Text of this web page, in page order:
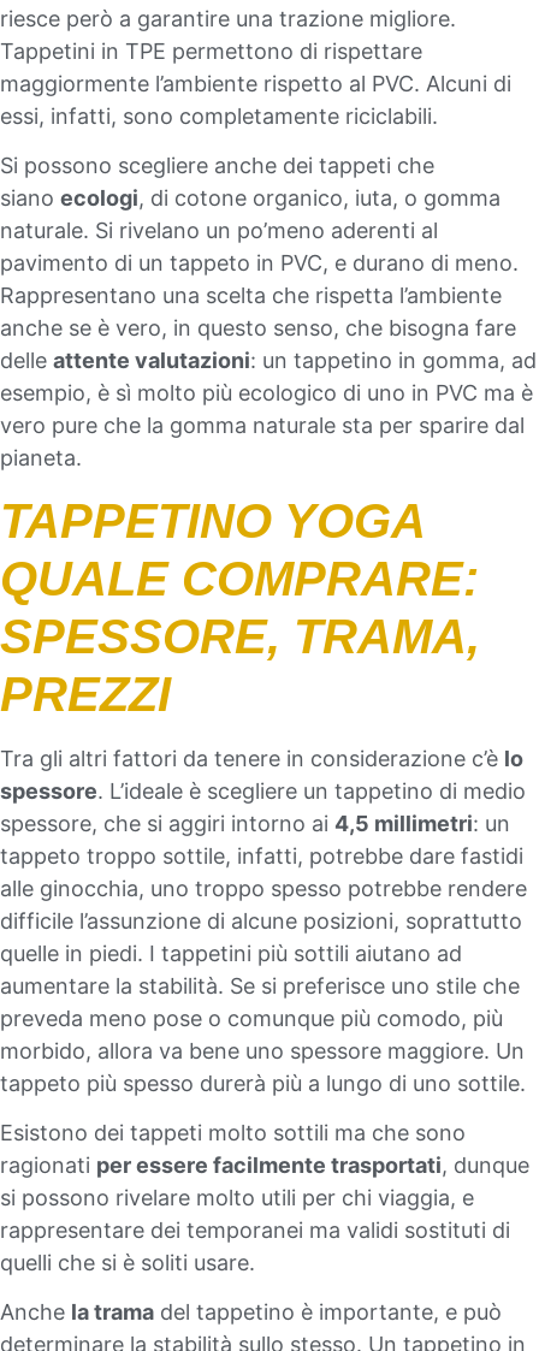
riesce però a garantire una trazione migliore.
Tappetini in TPE permettono di rispettare
maggiormente l’ambiente rispetto al PVC. Alcuni di
essi, infatti, sono completamente riciclabili.
Si possono scegliere anche dei tappeti che
siano ecologi, di cotone organico, iuta, o gomma
naturale. Si rivelano un po’meno aderenti al
pavimento di un tappeto in PVC, e durano di meno.
Rappresentano una scelta che rispetta l’ambiente
anche se è vero, in questo senso, che bisogna fare
delle attente valutazioni: un tappetino in gomma, ad
esempio, è sì molto più ecologico di uno in PVC ma è
vero pure che la gomma naturale sta per sparire dal
pianeta.
TAPPETINO YOGA
QUALE COMPRARE:
SPESSORE, TRAMA,
PREZZI
Tra gli altri fattori da tenere in considerazione c’è lo
spessore. L’ideale è scegliere un tappetino di medio
spessore, che si aggiri intorno ai 4,5 millimetri: un
tappeto troppo sottile, infatti, potrebbe dare fastidi
alle ginocchia, uno troppo spesso potrebbe rendere
difficile l’assunzione di alcune posizioni, soprattutto
quelle in piedi. I tappetini più sottili aiutano ad
aumentare la stabilità. Se si preferisce uno stile che
preveda meno pose o comunque più comodo, più
morbido, allora va bene uno spessore maggiore. Un
tappeto più spesso durerà più a lungo di uno sottile.
Esistono dei tappeti molto sottili ma che sono
ragionati per essere facilmente trasportati, dunque
si possono rivelare molto utili per chi viaggia, e
rappresentare dei temporanei ma validi sostituti di
quelli che si è soliti usare.
Anche la trama del tappetino è importante, e può
determinare la stabilità sullo stesso. Un tappetino in